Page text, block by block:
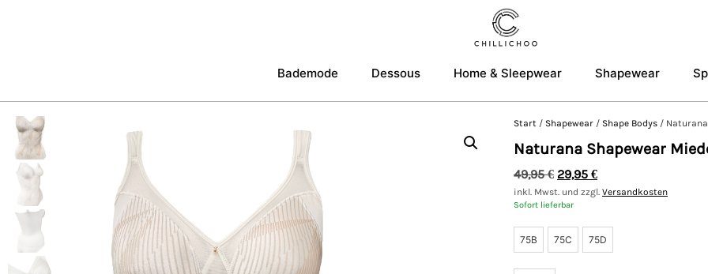
Bademode Dessous Home & Sleepwear Shapewear
Start / Shapewear / Shape Bodys /
Naturana Shapewear
49,95€ 29,95 €
inkl. Mwst. und zzgl. Versandkosten
Sofort lieferbar
75B 75C 75D